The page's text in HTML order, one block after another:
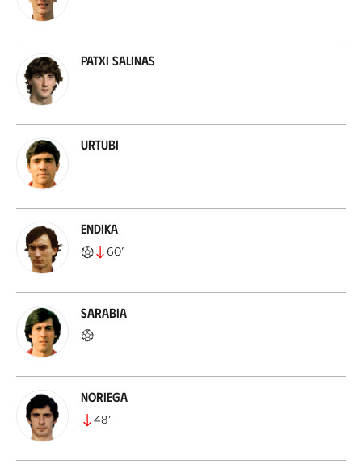
Patxi Salinas
Urtubi
Endika
60’
Sarabia
Noriega
48’